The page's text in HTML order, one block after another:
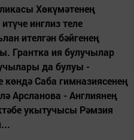
Хөкүмәтенең
инглиз теле
ителгән бәйгенең
Грантка ия булучылар
да булуы -
Саба гимназиясенең
Арсланова - Англиянең
укытучысы Рәмзия